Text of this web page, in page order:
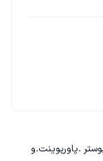
.پاورپوینت.و